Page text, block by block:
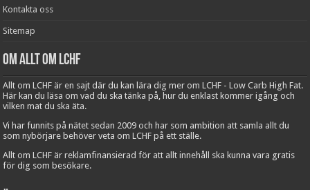
Kontakta oss
Sitemap
Om Allt om LCHF
Allt om LCHF är en sajt där du kan lära dig mer om LCHF - Low Carb High Fat.
Här kan du läsa om vad du ska tänka på, hur du enklast kommer igång och
vilken mat du ska äta.
Vi har funnits på nätet sedan 2009 och har som ambition att samla allt du
som nybörjare behöver veta om LCHF på ett ställe.
Allt om LCHF är reklamfinansierad för att allt innehåll ska kunna vara gratis
för dig som besökare.